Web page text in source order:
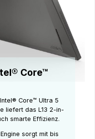
Core™
Core™ Ultra 5
liefert das L13 2-in-
smarte Effizienz.
sorgt mit bis